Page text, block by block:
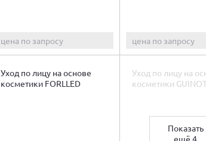
цена по запросу цена по запросу
Уход по лицу на основе
косметики FORLLED
Уход по лицу на
косметики
Показать
ещё 4